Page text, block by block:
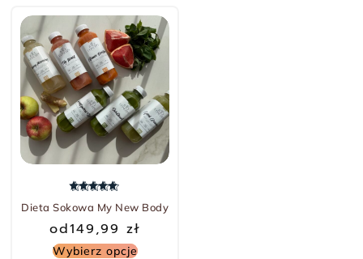
Dieta Sokowa My New Body
od149,99 zł
Wybierz opcje